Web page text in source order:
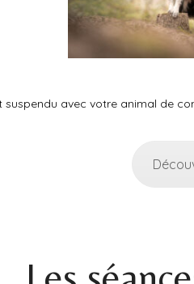
suspendu avec votre animal de